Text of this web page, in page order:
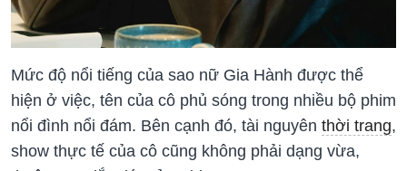
Mức độ nổi tiếng của sao nữ Gia Hành được thể
hiện ở việc, tên của cô phủ sóng trong nhiều bộ phim
nổi đình nổi đám. Bên cạnh đó, tài nguyên thời trang,
show thực tế của cô cũng không phải dạng vừa,